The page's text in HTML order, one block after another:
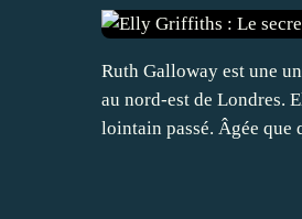
Ruth Galloway est une
au nord-est de Londres.
lointain passé. Âgée que